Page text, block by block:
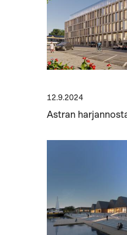
12.9.2024
Astran